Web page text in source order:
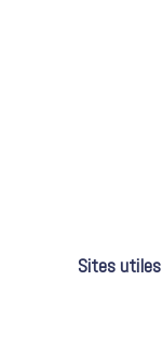
Sites utiles